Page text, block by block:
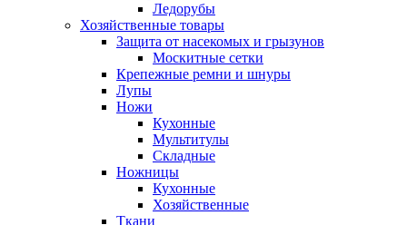
Ледорубы
Хозяйственные товары
Защита от насекомых и грызунов
Москитные сетки
Крепежные ремни и шнуры
Лупы
Ножи
Кухонные
Мультитулы
Складные
Ножницы
Кухонные
Хозяйственные
Ткани